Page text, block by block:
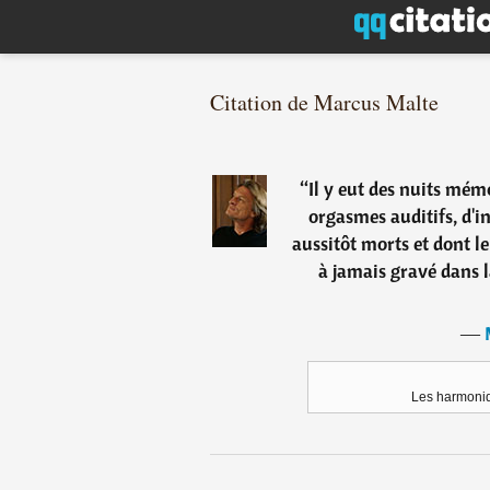
Citation de Marcus Malte
“Il y eut des nuits
orgasmes auditifs,
aussitôt morts et dont
à jamais gravé dans
―
Les